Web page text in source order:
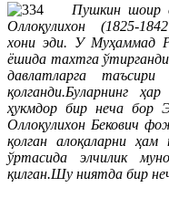
Пушкин шоир
Оллоқулихон (1825-
хони эди. У Муҳаммад
ёшида тахтга
давлатларга
қолганди.Буларнинг
ҳукмдор бир неча бор
Оллоқулихон Бекович
қолган алоқаларни
ўртасида элчилик
қилган.Шу ниятда бир